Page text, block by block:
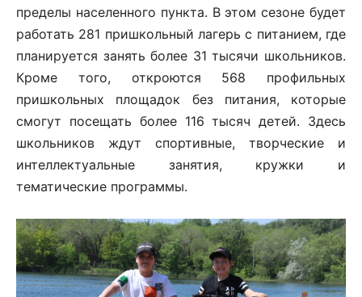
пределы населенного пункта. В этом сезоне будет
работать 281 пришкольный лагерь с питанием, где
планируется занять более 31 тысячи школьников.
Кроме того, откроются 568 профильных
пришкольных площадок без питания, которые
смогут посещать более 116 тысяч детей. Здесь
школьников ждут спортивные, творческие и
интеллектуальные занятия, кружки и
тематические программы.